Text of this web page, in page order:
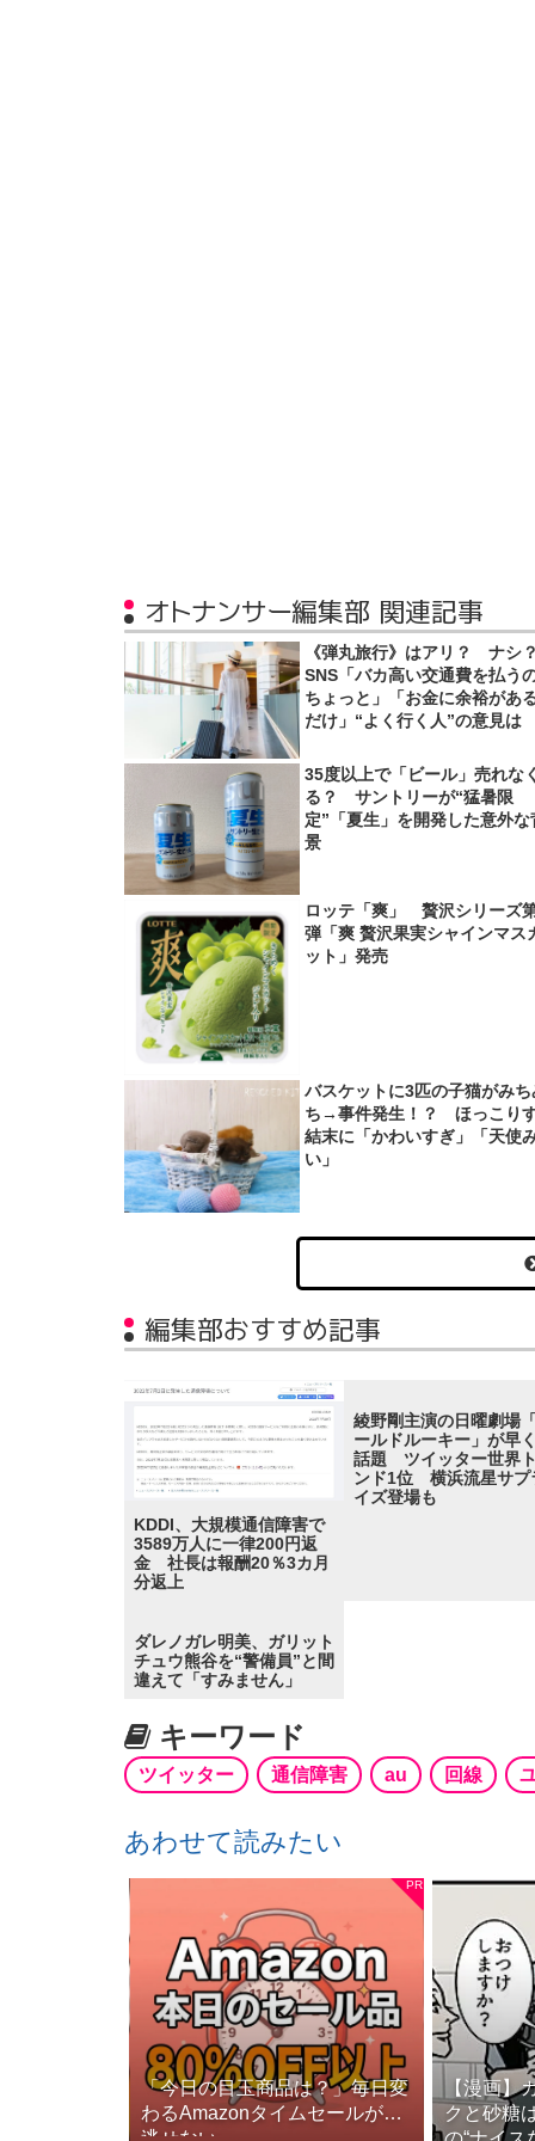
オトナンサー編集部 関連記事
《弾丸旅行》はアリ？ ナシ
SNS「バカ高い交通費を払う
ちょっと」「お金に余裕があ
だけ」“よく行く人”の意見は
35度以上で「ビール」売れな
る？ サントリーが“猛暑限
定”「夏生」を開発した意外な
景
ロッテ「爽」 贅沢シリーズ
弾「爽 贅沢果実シャインマス
ット」発売
バスケットに3匹の子猫がみち
ち→事件発生！？ ほっこり
結末に「かわいすぎ」「天使
い」
編集部おすすめ記事
KDDI、大規模通信障害で
3589万人に一律200円返
金 社長は報酬20％3カ月
分返上
綾野剛主演の日曜劇場
ールドルーキー」が早
話題 ツイッター世界
ンド1位 横浜流星サプ
イズ登場も
ダレノガレ明美、ガリット
チュウ熊谷を“警備員”と間
違えて「すみません」
キーワード
ツイッター 通信障害 au 回線
あわせて読みたい
「今日の目玉商品は？」毎日変
わるAmazonタイムセールが見
【漫画】
クと砂糖